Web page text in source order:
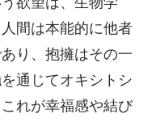
間は本能的に他者
り、抱擁はその一
通じてオキシトシ
れが幸福感や結び